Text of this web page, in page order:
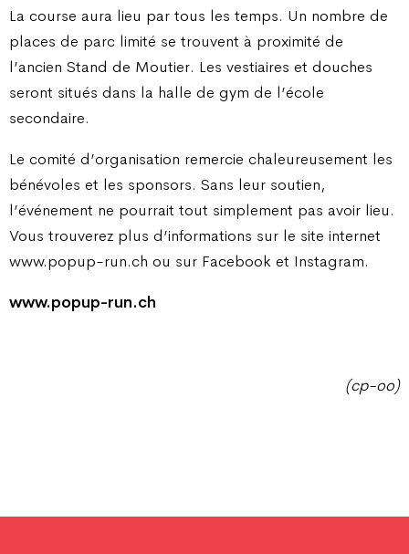
La course aura lieu par tous les temps. Un nombre de
places de parc limité se trouvent à proximité de
l’ancien Stand de Moutier. Les vestiaires et douches
seront situés dans la halle de gym de l’école
secondaire.
Le comité d’organisation remercie chaleureusement les
bénévoles et les sponsors. Sans leur soutien,
l’événement ne pourrait tout simplement pas avoir lieu.
Vous trouverez plus d’informations sur le site internet
www.popup-run.ch ou sur Facebook et Instagram.
www.popup-run.ch
(cp-oo)